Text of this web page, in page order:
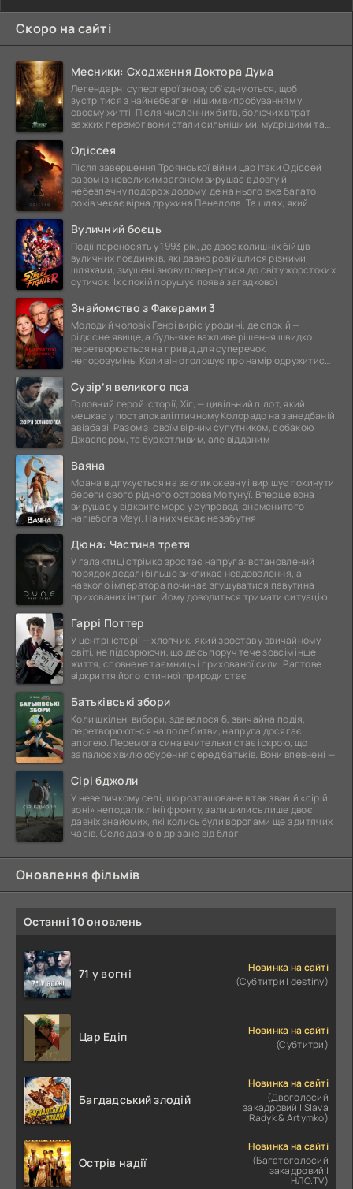
Скоро на сайті
Месники: Сходження Доктора Дума
Легендарні супергерої знову об'єднуються, щоб
зустрітися з найнебезпечнішим випробуванням у
своєму житті. Після численних битв, болючих втрат і
важких перемог вони стали сильнішими, мудрішими та
Одіссея
Після завершення Троянської війни цар Ітаки Одіссей
разом із невеликим загоном вирушає в довгу й
небезпечну подорож додому, де на нього вже багато
років чекає вірна дружина Пенелопа. Та шлях, який
Вуличний боєць
Події переносять у 1993 рік, де двоє колишніх бійців
вуличних поєдинків, які давно розійшлися різними
шляхами, змушені знову повернутися до світу жорстоких
сутичок. Їх спокій порушує поява загадкової
Знайомство з Факерами 3
Молодий чоловік Генрі виріс у родині, де спокій —
рідкісне явище, а будь-яке важливе рішення швидко
перетворюється на привід для суперечок і
непорозумінь. Коли він оголошує про намір одружитися,
Сузір’я великого пса
Головний герой історії, Хіг, — цивільний пілот, який
мешкає у постапокаліптичному Колорадо на занедбаній
авіабазі. Разом зі своїм вірним супутником, собакою
Джаспером, та буркотливим, але відданим
Ваяна
Моана відгукується на заклик океану і вирішує покинути
береги свого рідного острова Мотунуї. Вперше вона
вирушає у відкрите море у супроводі знаменитого
напівбога Мауї. На них чекає незабутня
Дюна: Частина третя
У галактиці стрімко зростає напруга: встановлений
порядок дедалі більше викликає невдоволення, а
навколо імператора починає згущуватися павутина
прихованих інтриг. Йому доводиться тримати ситуацію
Гаррі Поттер
У центрі історії — хлопчик, який зростав у звичайному
світі, не підозрюючи, що десь поруч тече зовсім інше
життя, сповнене таємниць і прихованої сили. Раптове
відкриття його істинної природи стає
Батьківські збори
Коли шкільні вибори, здавалося б, звичайна подія,
перетворюються на поле битви, напруга досягає
апогею. Перемога сина вчительки стає іскрою, що
запалює хвилю обурення серед батьків. Вони впевнені —
Сірі бджоли
У невеличкому селі, що розташоване в так званій «сірій
зоні» неподалік лінії фронту, залишились лише двоє
давніх знайомих, які колись були ворогами ще з дитячих
часів. Село давно відрізане від благ
Оновлення фільмів
Останні 10 оновлень
71 у вогні
Новинка на сайті
(Субтитри | destiny)
Цар Едіп
Новинка на сайті
(Субтитри)
Багдадський злодій
Новинка на сайті
(Двоголосий
закадровий | Slava
Radyk & Artymko)
Острів надії
Новинка на сайті
(Багатоголосий
закадровий |
НЛО.TV)